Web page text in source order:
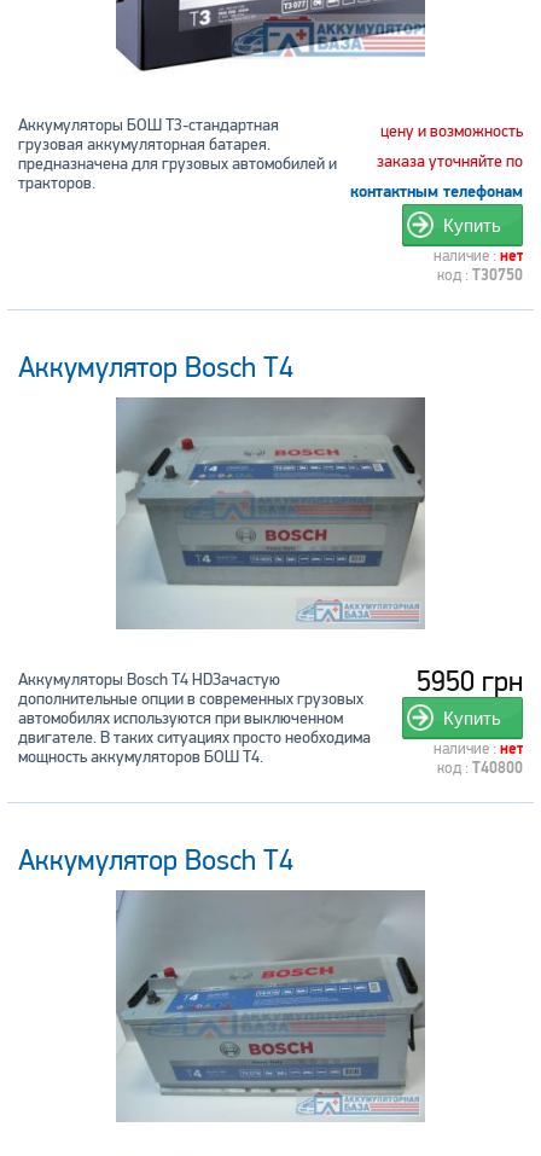
цену и возможность
заказа уточняйте по
контактным телефонам
Купить
наличие : нет
код : T30750
Аккумуляторы БОШ T3-стандартная
грузовая аккумуляторная батарея.
предназначена для грузовых автомобилей и
тракторов.
Аккумулятор Bosch T4
5950 грн
Купить
наличие : нет
код : T40800
Аккумуляторы Bosch T4 HDЗачастую
дополнительные опции в современных грузовых
автомобилях используются при выключенном
двигателе. В таких ситуациях просто необходима
мощность аккумуляторов БОШ Т4.
Аккумулятор Bosch T4